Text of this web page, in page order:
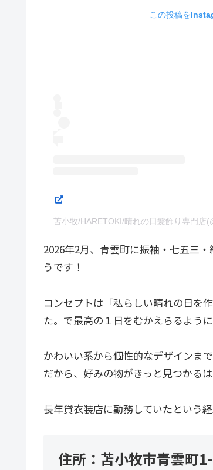
この投稿を
苫小牧/HARETOKI/晴れの日髪飾り専門店
2026年2月、青雲町に振袖・七五三
うです！
コンセプトは「私らしい晴れの日を
た。で最高の１日をむかえらるよう
かわいい系から個性的なデザインま
だから、好みの物がきっと見つかるは
長年貸衣装店に勤務していたという
住所：苫小牧市青雲町